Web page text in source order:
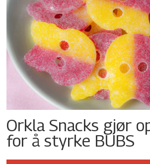
Orkla Snacks gjør
for å styrke BUBS